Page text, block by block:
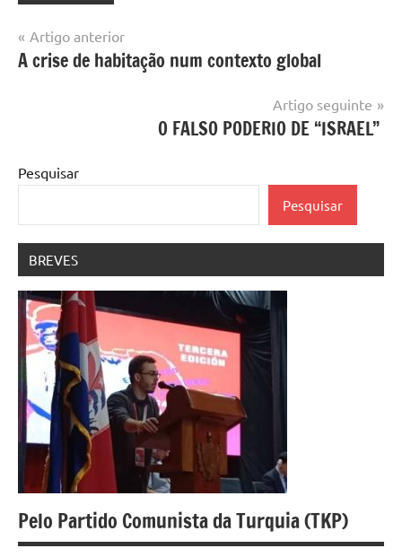
Navegação
de
Artigo anterior
A crise de habitação num contexto global
Artigo seguinte
O FALSO PODERIO DE “ISRAEL”
Pesquisar
Pesquisar
BREVES
Pelo Partido Comunista da Turquia (TKP)